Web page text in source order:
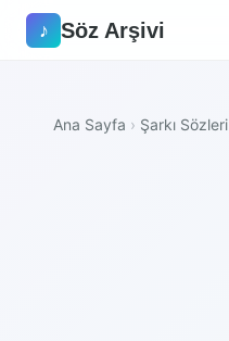
♪ Söz Arşivi
Ana Sayfa › Şarkı Sözleri